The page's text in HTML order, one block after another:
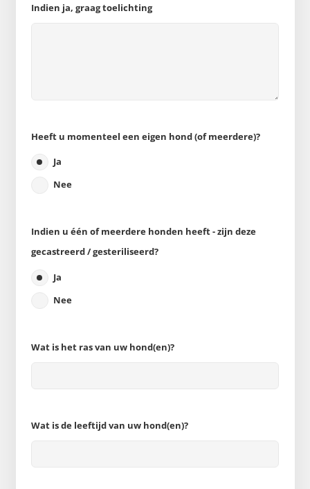
Indien ja, graag toelichting
Heeft u momenteel een eigen hond (of meerdere)?
Ja
Nee
Indien u één of meerdere honden heeft - zijn deze
gecastreerd / gesteriliseerd?
Ja
Nee
Wat is het ras van uw hond(en)?
Wat is de leeftijd van uw hond(en)?